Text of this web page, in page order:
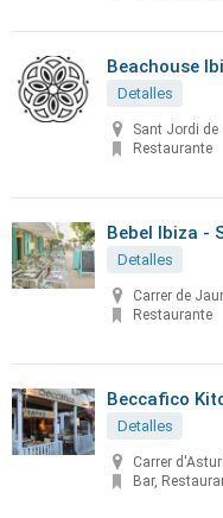
Beachouse
Detalles
Sant Jordi de
Restaurante
Bebel Ibiza -
Detalles
Carrer de
Restaurante
Beccafico
Detalles
Carrer
Bar,